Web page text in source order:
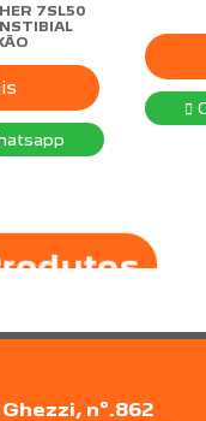
7SL50
nº.862